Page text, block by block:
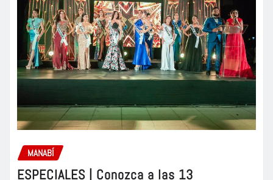
MANABÍ
ESPECIALES | Conozca a las 13